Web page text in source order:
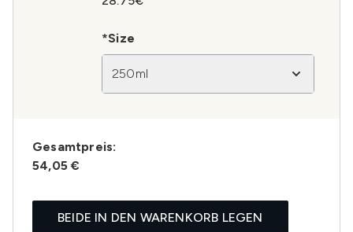
*Size
250ml
Gesamtpreis:
54,05 €
BEIDE IN DEN WARENKORB LEGEN